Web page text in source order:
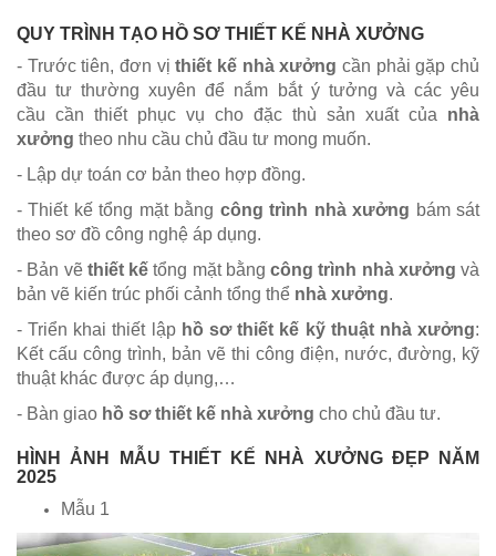
QUY TRÌNH TẠO HỒ SƠ THIẾT KẾ NHÀ XƯỞNG
- Trước tiên, đơn vịthiết kế nhà xưởngcần phải gặp chủ
đầu tư thường xuyên để nắm bắt ý tưởng và các yêu
cầu cần thiết phục vụ cho đặc thù sản xuất của nhà
xưởng theo nhu cầu chủ đầu tư mong muốn.
- Lập dự toán cơ bản theo hợp đồng.
- Thiết kế tổng mặt bằng công trình nhà xưởng bám sát
theo sơ đồ công nghệ áp dụng.
- Bản vẽ thiết kế tổng mặt bằng công trình nhà xưởng và
bản vẽ kiến trúc phối cảnh tổng thể nhà xưởng.
- Triển khai thiết lậphồ sơ thiết kế kỹ thuật nhà xưởng:
Kết cấu công trình, bản vẽ thi công điện, nước, đường, kỹ
thuật khác được áp dụng,…
- Bàn giao hồ sơ thiết kế nhà xưởng cho chủ đầu tư.
HÌNH ẢNH MẪU THIẾT KẾ NHÀ XƯỞNG ĐẸP NĂM
2025
Mẫu 1